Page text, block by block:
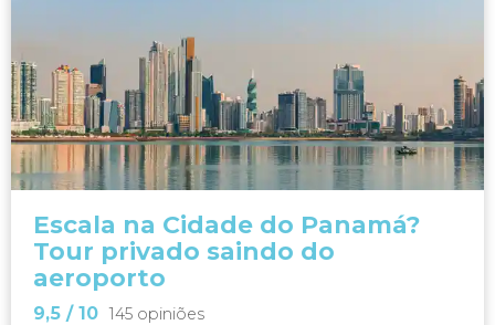
Escala na Cidade do Panamá?
Tour privado saindo do
aeroporto
9,5 / 10 145 opiniões